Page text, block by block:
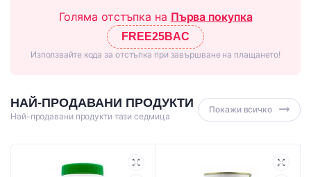
Голяма отстъпка на Първа покупка
FREE25BAC
Използвайте кода за отстъпка при завършване на плащането!
НАЙ-ПРОДАВАНИ ПРОДУКТИ
Най-продавани продукти тази седмица
Покажи всичко